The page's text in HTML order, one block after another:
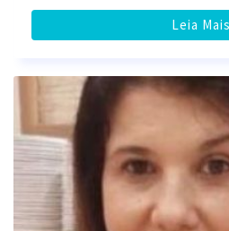
Leia Mais